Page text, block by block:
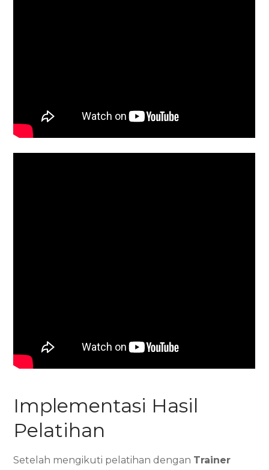
Implementasi Hasil
Pelatihan
Setelah mengikuti pelatihan dengan Trainer